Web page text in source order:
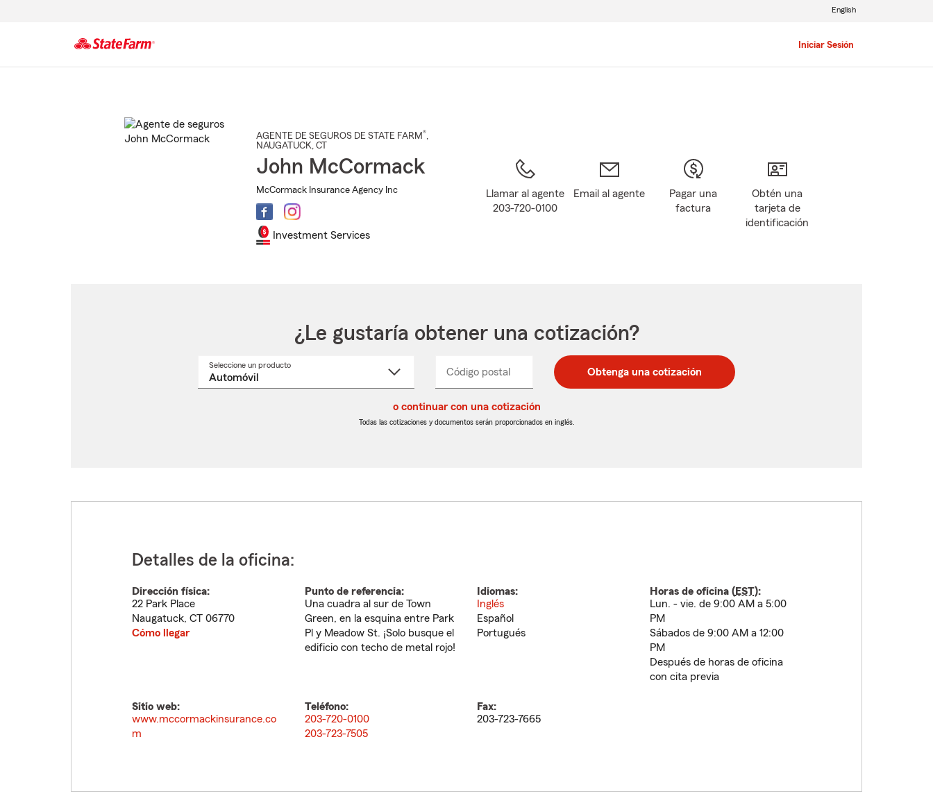
Iniciar Sesión
English
AGENTE DE SEGUROS DE STATE FARM®,
NAUGATUCK, CT
John McCormack
McCormack Insurance Agency Inc
Investment Services
Llamar al agente
203-720-0100
Email al agente
Pagar una
factura
Obtén una
tarjeta de
identificación
¿Le gustaría obtener una cotización?
Seleccione un productoSeleccione
Código postal
postal
de
postal
de
_____ Obtenga una cotización
o continuar con una cotización
Todas las cotizaciones y documentos serán proporcionados en inglés.
Detalles de la oficina:
Dirección física:
22 Park Place
Naugatuck, CT 06770
Cómo llegar
Punto de referencia:
Una cuadra al sur de Town
Green, en la esquina entre Park
Pl y Meadow St. ¡Solo busque el
edificio con techo de metal rojo!
Idiomas:
Inglés
Español
Portugués
Horas de oficina (EST):
Lun. - vie. de 9:00 AM a 5:00
PM
Sábados de 9:00 AM a 12:00
PM
Después de horas de oficina
con cita previa
Sitio web:
www.mccormackinsurance.co
m
Teléfono:
203-720-0100
203-723-7505
Fax:
203-723-7665